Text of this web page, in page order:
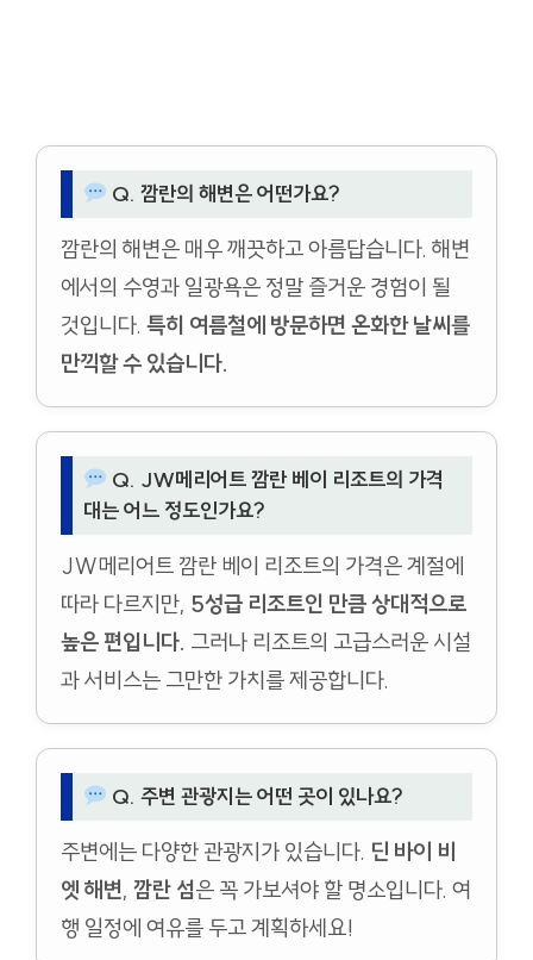
Q. 깜란의 해변은 어떤가요?
깜란의 해변은 매우 깨끗하고 아름답습니다. 해변
에서의 수영과 일광욕은 정말 즐거운 경험이 될
것입니다. 특히 여름철에 방문하면 온화한 날씨를
만끽할 수 있습니다.
Q. JW메리어트 깜란 베이 리조트의 가격
대는 어느 정도인가요?
JW메리어트 깜란 베이 리조트의 가격은 계절에
따라 다르지만, 5성급 리조트인 만큼 상대적으로
높은 편입니다. 그러나 리조트의 고급스러운 시설
과 서비스는 그만한 가치를 제공합니다.
Q. 주변 관광지는 어떤 곳이 있나요?
주변에는 다양한 관광지가 있습니다. 딘 바이 비
엣 해변, 깜란 섬은 꼭 가보셔야 할 명소입니다. 여
행 일정에 여유를 두고 계획하세요!